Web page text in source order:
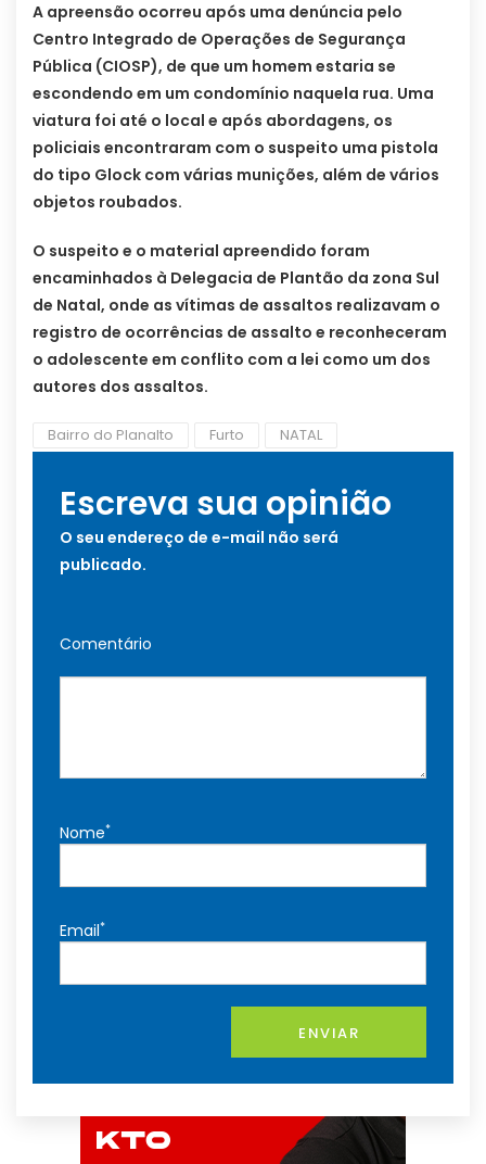
A apreensão ocorreu após uma denúncia pelo
Centro Integrado de Operações de Segurança
Pública (CIOSP), de que um homem estaria se
escondendo em um condomínio naquela rua. Uma
viatura foi até o local e após abordagens, os
policiais encontraram com o suspeito uma pistola
do tipo Glock com várias munições, além de vários
objetos roubados.
O suspeito e o material apreendido foram
encaminhados à Delegacia de Plantão da zona Sul
de Natal, onde as vítimas de assaltos realizavam o
registro de ocorrências de assalto e reconheceram
o adolescente em conflito com a lei como um dos
autores dos assaltos.
Bairro do Planalto Furto NATAL
Escreva sua opinião
O seu endereço de e-mail não será
publicado.
Comentário
Nome*
Email*
ENVIAR